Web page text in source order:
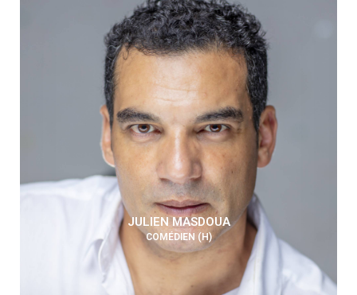
JULIEN MASDOUA
COMÉDIEN (H)